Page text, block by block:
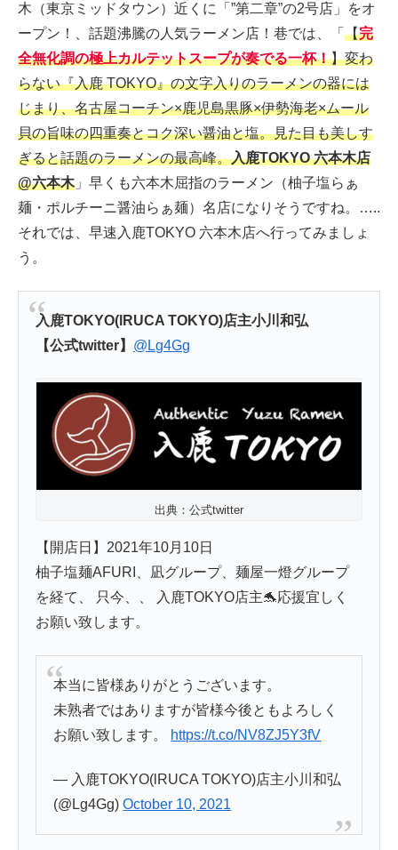
木（東京ミッドタウン）近くに「”第二章”の2号店」をオ
ープン！、話題沸騰の人気ラーメン店！巷では、「 【完
全無化調の極上カルテットスープが奏でる一杯！】変わ
らない『入鹿 TOKYO』の文字入りのラーメンの器には
じまり、名古屋コーチン×鹿児島黒豚×伊勢海老×ムール
貝の旨味の四重奏とコク深い醤油と塩。見た目も美しす
ぎると話題のラーメンの最高峰。入鹿TOKYO 六本木店
@六本木」早くも六本木屈指のラーメン（柚子塩らぁ
麺・ポルチーニ醤油らぁ麺）名店になりそうですね。…..
それでは、早速入鹿TOKYO 六本木店へ行ってみましょ
う。
入鹿TOKYO(lRUCA TOKYO)店主小川和弘
【公式twitter】 @Lg4Gg
出典：公式twitter
【開店日】2021年10月10日
柚子塩麺AFURI、凪グループ、麺屋一燈グループ
を経て、 只今、、 入鹿TOKYO店主🐬応援宜しく
お願い致します。
本当に皆様ありがとうございます。
未熟者ではありますが皆様今後ともよろしく
お願い致します。 https://t.co/NV8ZJ5Y3fV
— 入鹿TOKYO(lRUCA TOKYO)店主小川和弘
(@Lg4Gg)October 10, 2021